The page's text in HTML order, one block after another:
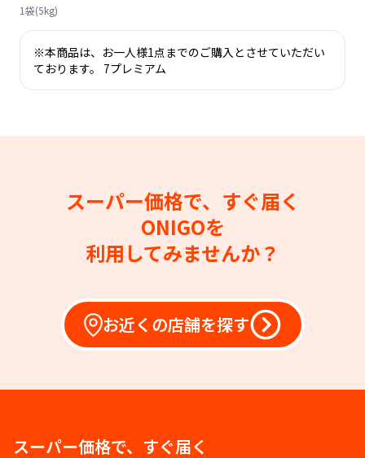
1袋(5kg)
※本商品は、お一人様1点までのご購入とさせていただい
ております。 7プレミアム
スーパー価格で、すぐ届く
ONIGOを
利用してみませんか？
お近くの店舗を探す
スーパー価格で、すぐ届く